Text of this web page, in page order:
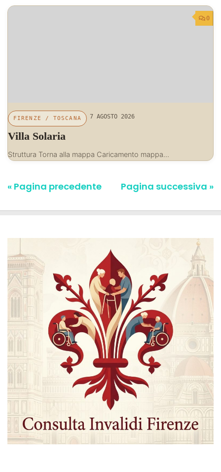
0
FIRENZE /TOSCANA 7 AGOSTO 2026
Villa Solaria
Struttura Torna alla mappa Caricamento mappa…
« Pagina precedente Pagina successiva »